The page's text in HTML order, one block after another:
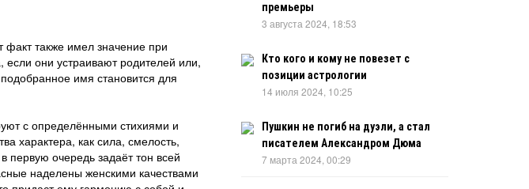
факт также имел значение при
они устраивают родителей или,
имя становится для
с определёнными стихиями и
характера, как сила, смелость,
первую очередь задаёт тон всей
наделены женскими качествами
премьеры
3 августа 2024, 18:53
Кто кого и кому не повезет с
позиции астрологии
14 июля 2024, 10:25
Пушкин не погиб на дуэли, а стал
писателем Александром Дюма
7 марта 2024, 00:29